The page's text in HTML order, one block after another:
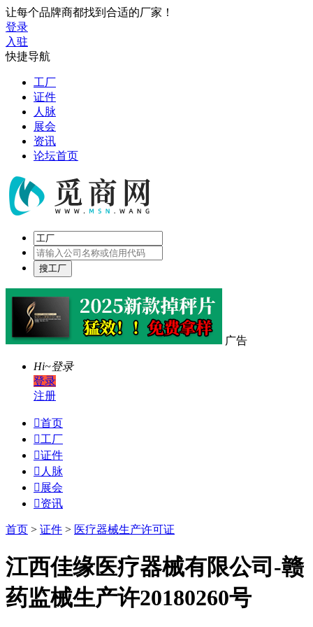
让每个品牌商都找到合适的厂家！
登录
入驻
快捷导航
工厂
证件
人脉
展会
资讯
论坛首页
广告
Hi~登录
登录
注册
首页
工厂
证件
 人脉
 展会
资讯
首页 > 证件 > 医疗器械生产许可证
江西佳缘医疗器械有限公司-赣
药监械生产许20180260号